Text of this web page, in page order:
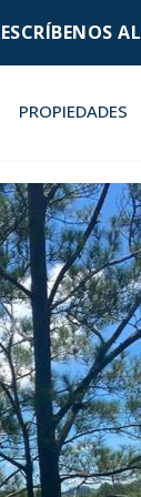
ESCRÍBENOS AL
PROPIEDADES